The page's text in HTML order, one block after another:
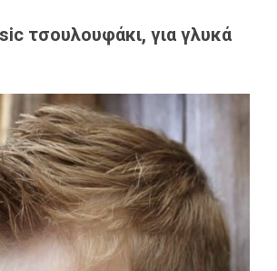
τσουλουφάκι, για γλυκά